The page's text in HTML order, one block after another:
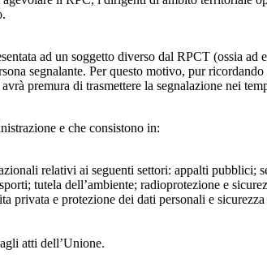
ad un soggetto diverso dal RPCT (ossia ad
segnalante. Per questo motivo, pur
premura di trasmettere la segnalazione nei
e che consistono in:
relativi ai seguenti settori: appalti
tutela dell’ambiente; radioprotezione e
privata e protezione dei dati personali e
atti dell’Unione.